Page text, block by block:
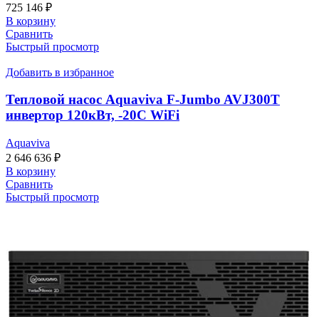
725 146 ₽
В корзину
Сравнить
Быстрый просмотр
Добавить в избранное
Тепловой насос Aquaviva F-Jumbo AVJ300T
инвертор 120кВт, -20С WiFi
Aquaviva
2 646 636 ₽
В корзину
Сравнить
Быстрый просмотр